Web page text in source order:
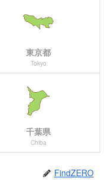
東京都
Tokyo
千葉県
Chiba
FindZERO